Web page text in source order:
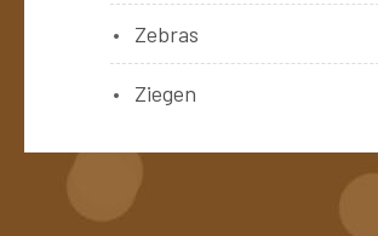
Zebras
Ziegen